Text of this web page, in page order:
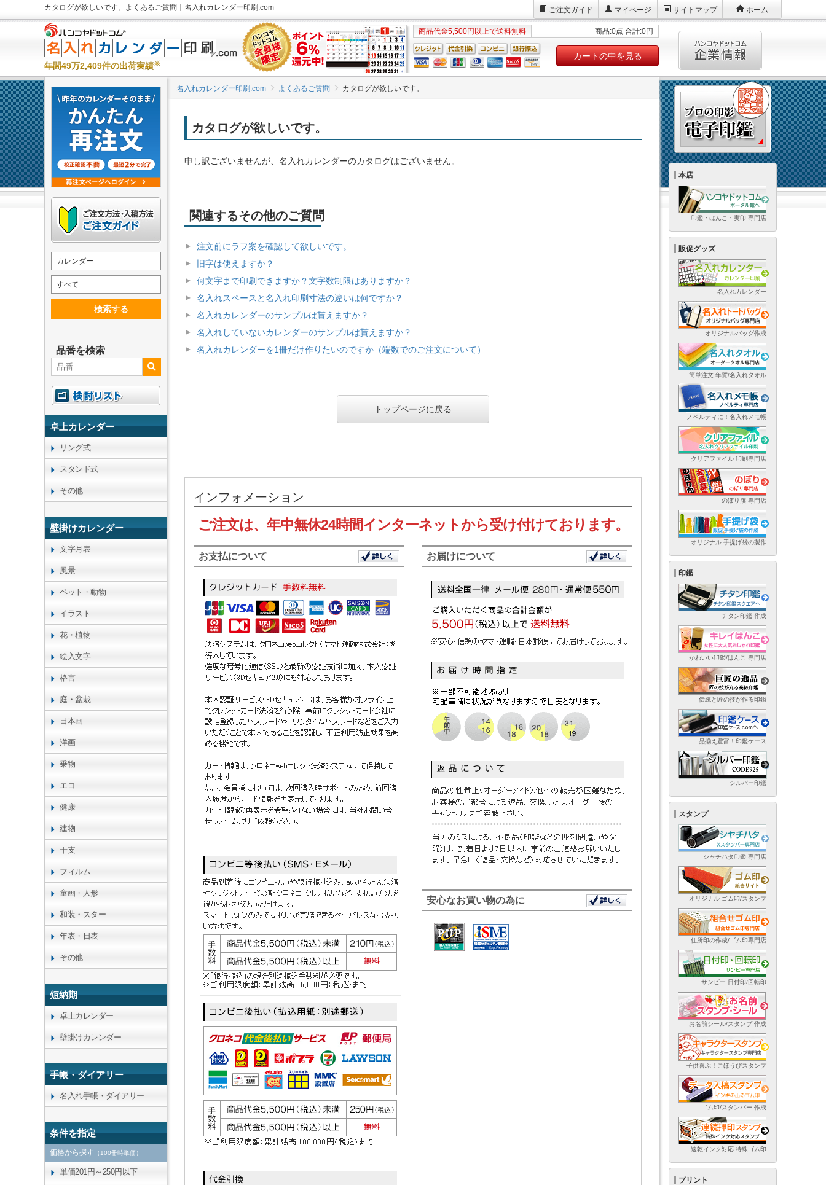
カタログが欲しいです。よくあるご質問｜名入れカレンダー印刷.com ご注文ガイド マイページ サイトマップ ホーム
年間49万2,409件の出荷実績※
商品代金5,500円以上で送料無料 商品:0点 合計:0円
カートの中を見る
名入れカレンダー印刷.com よくあるご質問 カタログが欲しいです。
カタログが欲しいです。
申し訳ございませんが、名入れカレンダーのカタログはございません。
関連するその他のご質問
注文前にラフ案を確認して欲しいです。
旧字は使えますか？
何文字まで印刷できますか？文字数制限はありますか？
名入れスペースと名入れ印刷寸法の違いは何ですか？
名入れカレンダーのサンプルは貰えますか？
名入れしていないカレンダーのサンプルは貰えますか？
名入れカレンダーを1冊だけ作りたいのですか（端数でのご注文について）
トップページに戻る
インフォメーション
ご注文は、年中無休24時間インターネットから受け付けております。
お支払について お届けについて
安心なお買い物の為に
カレンダー
すべて
検索する
品番を検索
卓上カレンダー
リング式
スタンド式
その他
壁掛けカレンダー
文字月表
風景
ペット・動物
イラスト
花・植物
絵入文字
格言
庭・盆栽
日本画
洋画
乗物
エコ
健康
建物
干支
フィルム
童画・人形
和装・スター
年表・日表
その他
短納期
卓上カレンダー
壁掛けカレンダー
手帳・ダイアリー
名入れ手帳・ダイアリー
条件を指定
価格から探す （100冊時単価）
単価201円～250円以下
本店
印鑑・はんこ・実印 専門店
販促グッズ
名入れカレンダー
オリジナルバッグ作成
簡単注文 年賀/名入れタオル
ノベルティに！名入れメモ帳
クリアファイル 印刷専門店
のぼり旗 専門店
オリジナル 手提げ袋の製作
印鑑
チタン印鑑 作成
かわいい印鑑/はんこ 専門店
伝統と匠の技が作る印鑑
品揃え豊富！印鑑ケース
シルバー印鑑
スタンプ
シャチハタ印鑑 専門店
オリジナル ゴム印/スタンプ
住所印の作成/ゴム印専門店
サンビー 日付印/回転印
お名前シール/スタンプ 作成
子供喜ぶ！ごほうびスタンプ
ゴム印/スタンパー 作成
速乾インク対応 特殊ゴム印
プリント